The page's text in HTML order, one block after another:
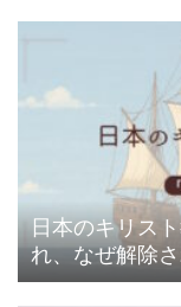
日本のキリス
れ、なぜ解除